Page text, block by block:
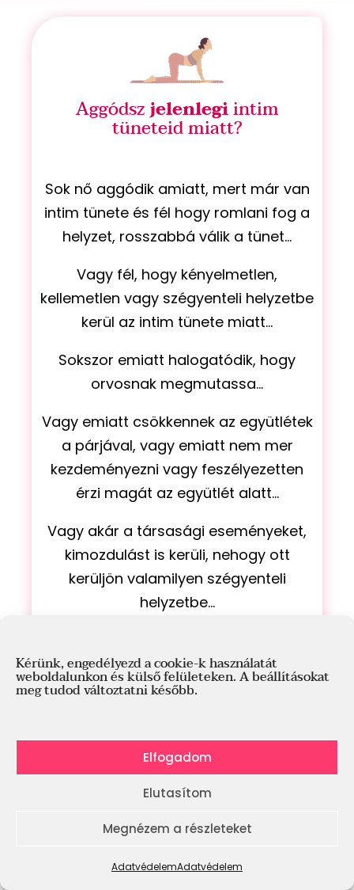
Kérünk, engedélyezd a cookie-k használatát
weboldalunkon és külső felületeken. A beállításokat
meg tudod változtatni később.
Elfogadom
Elutasítom
Megnézem a részleteket
AdatvédelemAdatvédelem
Aggódszjelenlegiintim
tüneteid miatt?
Sok nő aggódik amiatt, mert már van
intim tünete és fél hogy romlani fog a
helyzet, rosszabbá válik a tünet...
Vagy fél, hogy kényelmetlen,
kellemetlen vagy szégyenteli helyzetbe
kerül az intim tünete miatt...
Sokszor emiatt halogatódik, hogy
orvosnak megmutassa...
Vagy emiatt csökkennek az együtlétek
a párjával, vagy emiatt nem mer
kezdeményezni vagy feszélyezetten
érzi magát az együtlét alatt...
Vagy akár a társasági eseményeket,
kimozdulást is kerüli, nehogy ott
kerüljön valamilyen szégyenteli
helyzetbe...
elszigeteljük magunkat...
hogy a tünetek javulásával
párhuzamosan, hogyan válnak egyre